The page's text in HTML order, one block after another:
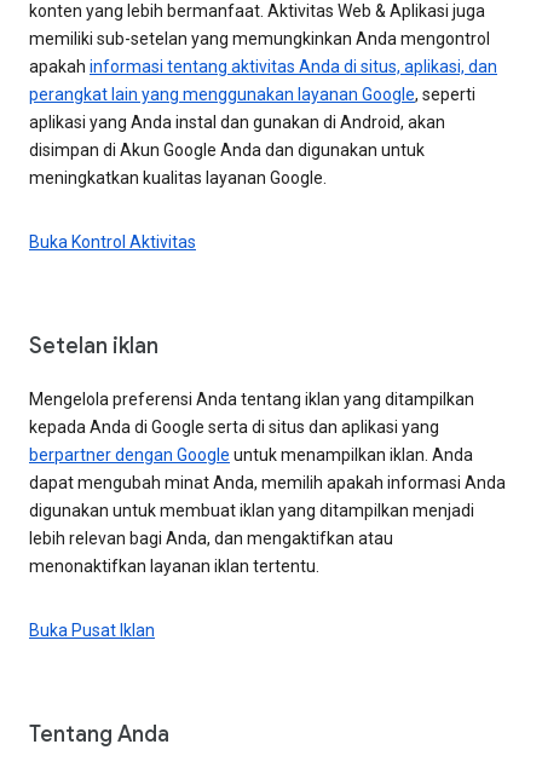
konten yang lebih bermanfaat. Aktivitas Web & Aplikasi juga
memiliki sub-setelan yang memungkinkan Anda mengontrol
apakah informasi tentang aktivitas Anda di situs, aplikasi, dan
perangkat lain yang menggunakan layanan Google, seperti
aplikasi yang Anda instal dan gunakan di Android, akan
disimpan di Akun Google Anda dan digunakan untuk
meningkatkan kualitas layanan Google.
Buka Kontrol Aktivitas
Setelan iklan
Mengelola preferensi Anda tentang iklan yang ditampilkan
kepada Anda di Google serta di situs dan aplikasi yang
berpartner dengan Google untuk menampilkan iklan. Anda
dapat mengubah minat Anda, memilih apakah informasi Anda
digunakan untuk membuat iklan yang ditampilkan menjadi
lebih relevan bagi Anda, dan mengaktifkan atau
menonaktifkan layanan iklan tertentu.
Buka Pusat Iklan
Tentang Anda